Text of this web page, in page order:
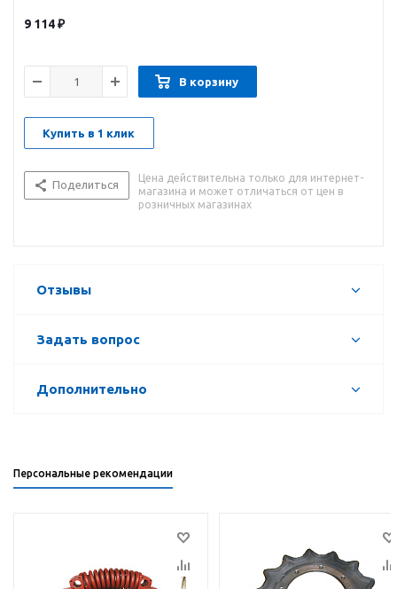
9 114₽
В корзину
Купить в 1 клик
Поделиться
Цена действительна только для интернет-
магазина и может отличаться от цен в
розничных магазинах
Отзывы
Задать вопрос
Дополнительно
Персональные рекомендации